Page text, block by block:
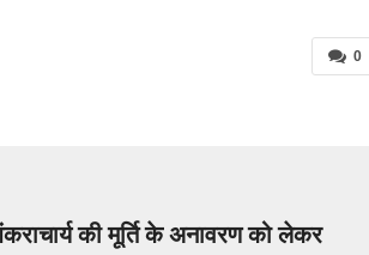
0
की मूर्ति के अनावरण को लेकर